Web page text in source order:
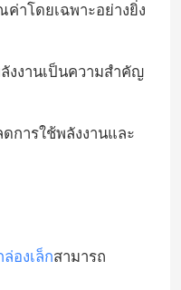
าโดยเฉพาะอย่างยิ่ง
งงานเป็นความสําคัญ
การใช้พลังงานและ
องเล็กสามารถ